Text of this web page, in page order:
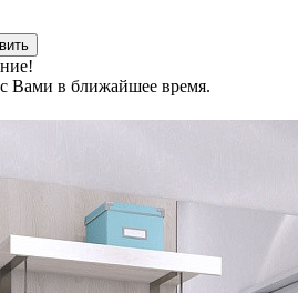
Вами в ближайшее время.